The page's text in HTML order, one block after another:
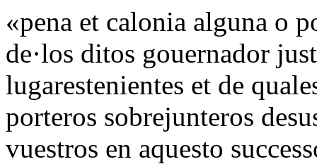
«pena et calonia alguna o
de·los ditos gouernador
lugarestenientes et de
porteros sobrejunteros
vuestros en aquesto